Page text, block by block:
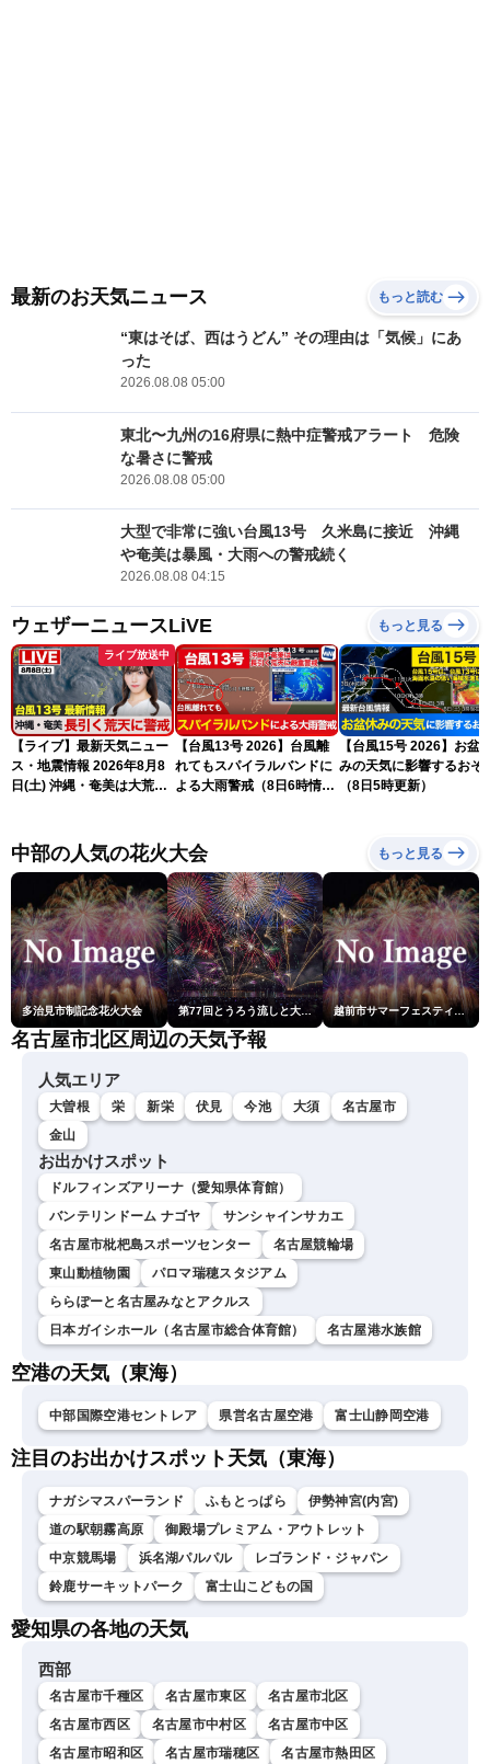
最新のお天気ニュース もっと読む
“東はそば、西はうどん” その理由は「気候」にあ
った
2026.08.08 05:00
東北〜九州の16府県に熱中症警戒アラート 危険
な暑さに警戒
2026.08.08 05:00
大型で非常に強い台風13号 久米島に接近 沖縄
や奄美は暴風・大雨への警戒続く
2026.08.08 04:15
ウェザーニュースLiVE もっと見る
ライブ放送中
【ライブ】最新天気ニュー
ス・地震情報 2026年8月8
日(土) 沖縄・奄美は大荒れ
ースLiVEサンシャイン・魚
住茉由／山口剛央〉
【台風13号 2026】台風離
れてもスパイラルバンドに
よる大雨警戒（8日6時情
【台風15号 2026】お盆
みの天気に影響するおそ
（8日5時更新）
中部の人気の花火大会 もっと見る
多治見市制記念花火大会 第77回とうろう流しと大花火大会 越前市サマーフェスティバル花火大会
名古屋市北区周辺の天気予報
人気エリア
大曽根 栄 新栄 伏見 今池 大須
名古屋市
金山
お出かけスポット
ドルフィンズアリーナ（愛知県体育館）
バンテリンドーム ナゴヤ
サンシャインサカエ
名古屋市枇杷島スポーツセンター
名古屋競輪場
東山動植物園
パロマ瑞穂スタジアム
ららぽーと名古屋みなとアクルス
日本ガイシホール（名古屋市総合体育館）
名古屋港水族館
空港の天気（東海）
中部国際空港セントレア 県営名古屋空港 富士山静岡空港
注目のお出かけスポット天気（東海）
ナガシマスパーランド ふもとっぱら
伊勢神宮(内宮)
道の駅朝霧高原
御殿場プレミアム・アウトレット
中京競馬場
浜名湖パルパル
レゴランド・ジャパン
鈴鹿サーキットパーク
富士山こどもの国
愛知県の各地の天気
西部
名古屋市千種区 名古屋市東区
名古屋市北区
名古屋市西区
名古屋市中村区
名古屋市中区
名古屋市昭和区
名古屋市瑞穂区 名古屋市熱田区